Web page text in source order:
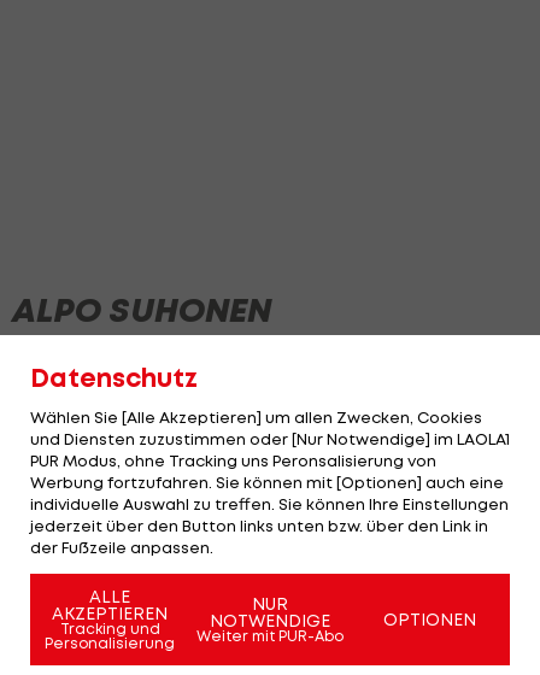
ALPO SUHONEN
Datenschutz
Wählen Sie [Alle Akzeptieren] um allen Zwecken, Cookies
und Diensten zuzustimmen oder [Nur Notwendige] im LAOLA1
PUR Modus, ohne Tracking uns Peronsalisierung von
Werbung fortzufahren. Sie können mit [Optionen] auch eine
individuelle Auswahl zu treffen. Sie können Ihre Einstellungen
jederzeit über den Button links unten bzw. über den Link in
der Fußzeile anpassen.
ALLE
AKZEPTIEREN
Tracking und
Personalisierung
NUR
NOTWENDIGE
Weiter mit PUR-Abo
OPTIONEN